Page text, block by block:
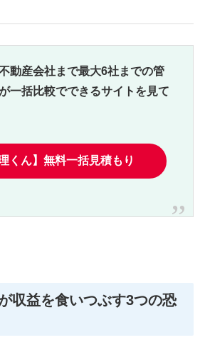
動産会社まで最大6社までの管
一括比較でできるサイトを見て
くん】無料一括見積もり
収益を食いつぶす3つの恐